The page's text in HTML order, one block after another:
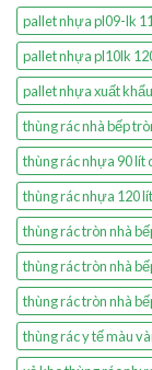
pallet nhựa pl09-lk
pallet nhựa pl10lk
pallet nhựa xuất
thùng rác nhà bếp
thùng rác nhựa 90 lít
thùng rác nhựa 120
thùng rác tròn nhà
thùng rác tròn nhà
thùng rác tròn nhà
thùng rác y tế màu